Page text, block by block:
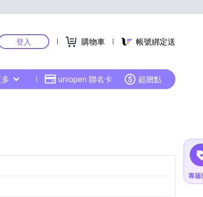
登入 購物車 帳號綁定送
uniopen 聯名卡 超贈點